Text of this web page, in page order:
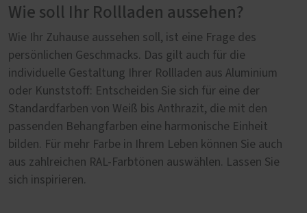
Wie soll Ihr Rollladen aussehen?
Wie Ihr Zuhause aussehen soll, ist eine Frage des
persönlichen Geschmacks. Das gilt auch für die
individuelle Gestaltung Ihrer Rollladen aus Aluminium
oder Kunststoff: Entscheiden Sie sich für eine der
Standardfarben von Weiß bis Anthrazit, die mit den
passenden Behangfarben eine harmonische Einheit
bilden. Für mehr Farbe in Ihrem Leben können Sie auch
aus zahlreichen RAL-Farbtönen auswählen. Lassen Sie
sich inspirieren.